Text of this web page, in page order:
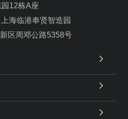
12栋A座
海临港奉贤智造园
区周邓公路5358号